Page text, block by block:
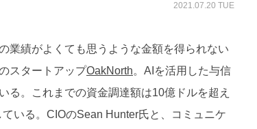
2021.07.20 TUE
業績がよくても思うような金額を得られない
スタートアップOakNorth。AIを活用した与信
る。これまでの資金調達額は10億ドルを超え
いる。CIOのSean Hunter氏と、コミュニケ